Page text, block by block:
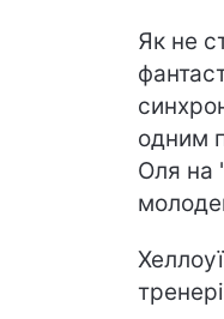
Як не
одним
Оля на